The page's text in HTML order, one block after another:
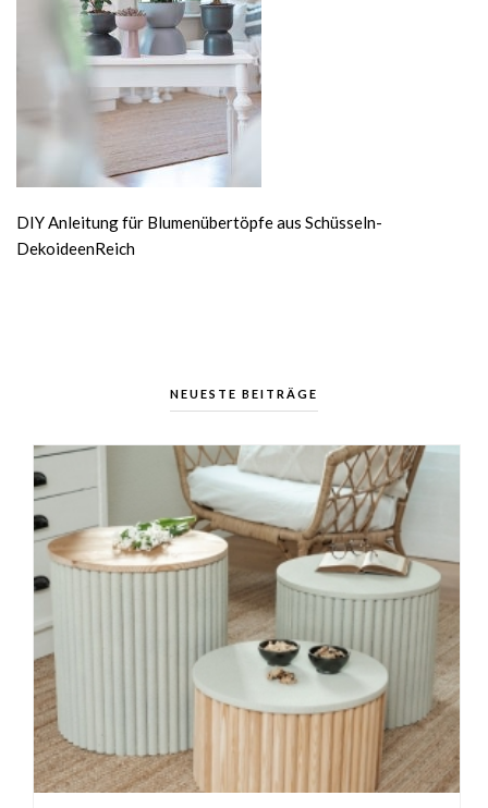
DIY Anleitung für Blumenübertöpfe aus Schüsseln-
DekoideenReich
NEUESTE BEITRÄGE